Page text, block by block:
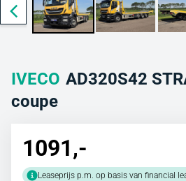
IVECO AD320S42
coupe
1091,-
Leaseprijs p.m. op basis van financial